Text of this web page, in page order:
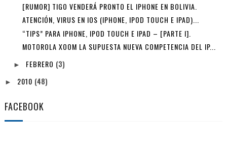
[RUMOR] TIGO VENDERÁ PRONTO EL IPHONE EN BOLIVIA.
ATENCIÓN, VIRUS EN IOS (IPHONE, IPOD TOUCH E IPAD)...
“TIPS” PARA IPHONE, IPOD TOUCH E IPAD – [PARTE I].
MOTOROLA XOOM LA SUPUESTA NUEVA COMPETENCIA DEL IP...
► FEBRERO (3)
► 2010 (48)
FACEBOOK